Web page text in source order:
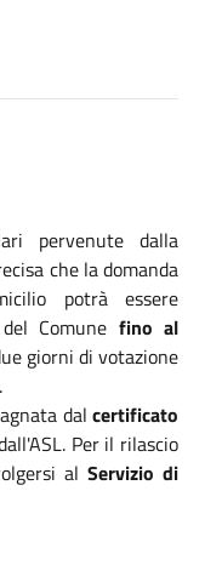
pervenute dalla
che la domanda
potrà essere
Comune fino al
giorni di votazione
dal certificato
Per il rilascio
al Servizio di